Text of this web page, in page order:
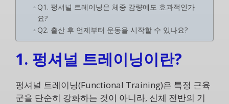
Q1. 펑셔널 트레이닝은 체중 감량에도 효과적인가
요?
Q2. 출산 후 언제부터 운동을 시작할 수 있나요?
1. 펑셔널 트레이닝이란?
펑셔널 트레이닝(Functional Training)은 특정 근육
군을 단순히 강화하는 것이 아니라, 신체 전반의 기